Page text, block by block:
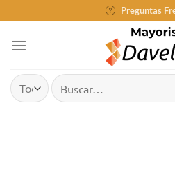
al
contenido
Preguntas
Buscar
por: